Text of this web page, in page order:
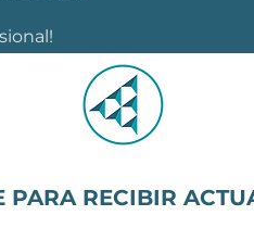
PARA RECIBIR